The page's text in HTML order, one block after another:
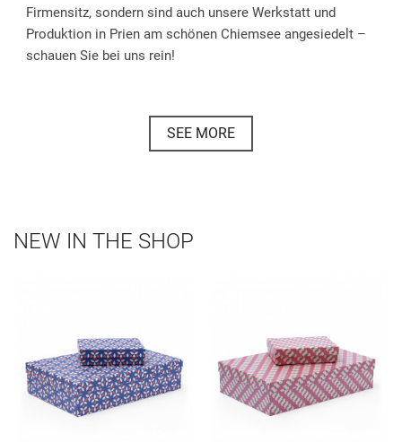
Firmensitz, sondern sind auch unsere Werkstatt und
Produktion in Prien am schönen Chiemsee angesiedelt –
schauen Sie bei uns rein!
SEE MORE
NEW IN THE SHOP